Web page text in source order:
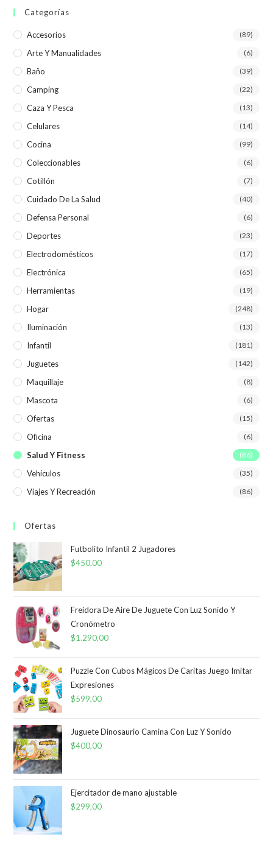
Categorías
Accesorios (89)
Arte Y Manualidades (6)
Baño (39)
Camping (22)
Caza Y Pesca (13)
Celulares (14)
Cocina (99)
Coleccionables (6)
Cotillón (7)
Cuidado De La Salud (40)
Defensa Personal (6)
Deportes (23)
Electrodomésticos (17)
Electrónica (65)
Herramientas (19)
Hogar (248)
Iluminación (13)
Infantil (181)
Juguetes (142)
Maquillaje (8)
Mascota (6)
Ofertas (15)
Oficina (6)
Salud Y Fitness (86)
Vehículos (35)
Viajes Y Recreación (86)
Ofertas
Futbolito Infantil 2 Jugadores
$450,00
Freidora De Aire De Juguete Con Luz Sonido Y
Cronómetro
$1.290,00
Puzzle Con Cubos Mágicos De Caritas Juego Imitar
Expresiones
$599,00
Juguete Dinosaurio Camina Con Luz Y Sonido
$400,00
Ejercitador de mano ajustable
$299,00